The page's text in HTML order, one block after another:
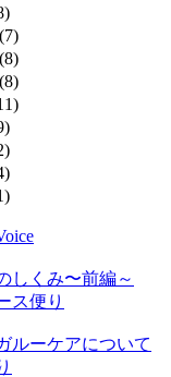
(7)
(8)
(8)
しくみ〜前編～
ス便り
ルーケアについて